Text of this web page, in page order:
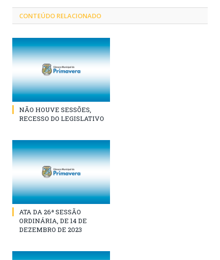
CONTEÚDO RELACIONADO
NÃO HOUVE SESSÕES,
RECESSO DO LEGISLATIVO
ATA DA 26ª SESSÃO
ORDINÁRIA, DE 14 DE
DEZEMBRO DE 2023